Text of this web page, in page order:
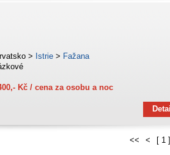
> Istrie > Fažana
Kč / cena za osobu a noc
<< < [ 1 ]